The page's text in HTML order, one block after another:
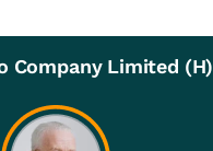
Company Limited (H)